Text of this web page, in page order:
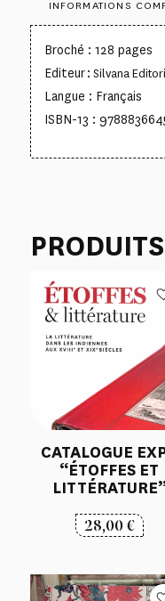
INFORMATIONS
Broché : 128 pages
Editeur : Silvana
Langue : Français
ISBN-13 :
CATALOGUE
“ÉTOFFES ET
28,00€